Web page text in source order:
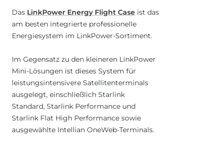
Das LinkPower Energy Flight Case ist das
am besten integrierte professionelle
Energiesystem im LinkPower-Sortiment.
Im Gegensatz zu den kleineren LinkPower
Mini-Lösungen ist dieses System für
leistungsintensivere Satellitenterminals
ausgelegt, einschließlich Starlink
Standard, Starlink Performance und
Starlink Flat High Performance sowie
ausgewählte Intellian OneWeb-Terminals.